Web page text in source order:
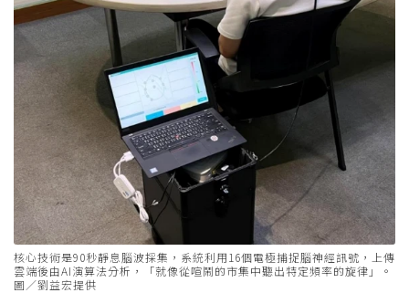
核心技術是90秒靜息腦波採集，系統利用16個電極捕捉腦神經訊號，上傳
雲端後由AI演算法分析，「就像從喧鬧的市集中聽出特定頻率的旋律」。
圖／劉益宏提供